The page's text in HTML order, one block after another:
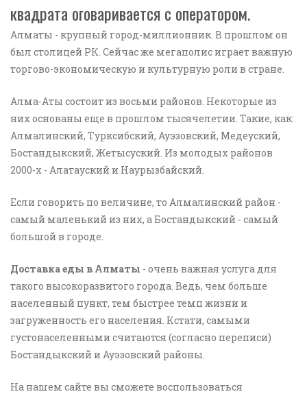
квадрата оговаривается с оператором.
Алматы - крупный город-миллионник. В прошлом он
был столицей РК. Сейчас же мегаполис играет важную
торгово-экономическую и культурную роли в стране.
Алма-Аты состоит из восьми районов. Некоторые из
них основаны еще в прошлом тысячелетии. Такие, как:
Алмалинский, Турксибский, Ауэзовский, Медеуский,
Бостандыкский, Жетысуский. Из молодых районов
2000-х - Алатауский и Наурызбайский.
Если говорить по величине, то Алмалинский район -
самый маленький из них, а Бостандыкский - самый
большой в городе.
Доставка еды в Алматы - очень важная услуга для
такого высокоразвитого города. Ведь, чем больше
населенный пункт, тем быстрее темп жизни и
загруженность его населения. Кстати, самыми
густонаселенными считаются (согласно переписи)
Бостандыкский и Ауэзовский районы.
На нашем сайте вы сможете воспользоваться